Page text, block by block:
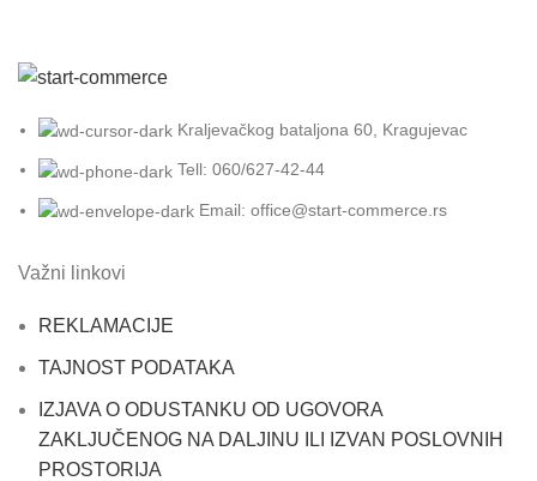
Kraljevačkog bataljona 60, Kragujevac
Tell: 060/627-42-44
Email: office@start-commerce.rs
Važni linkovi
REKLAMACIJE
TAJNOST PODATAKA
IZJAVA O ODUSTANKU OD UGOVORA
ZAKLJUČENOG NA DALJINU ILI IZVAN POSLOVNIH
PROSTORIJA